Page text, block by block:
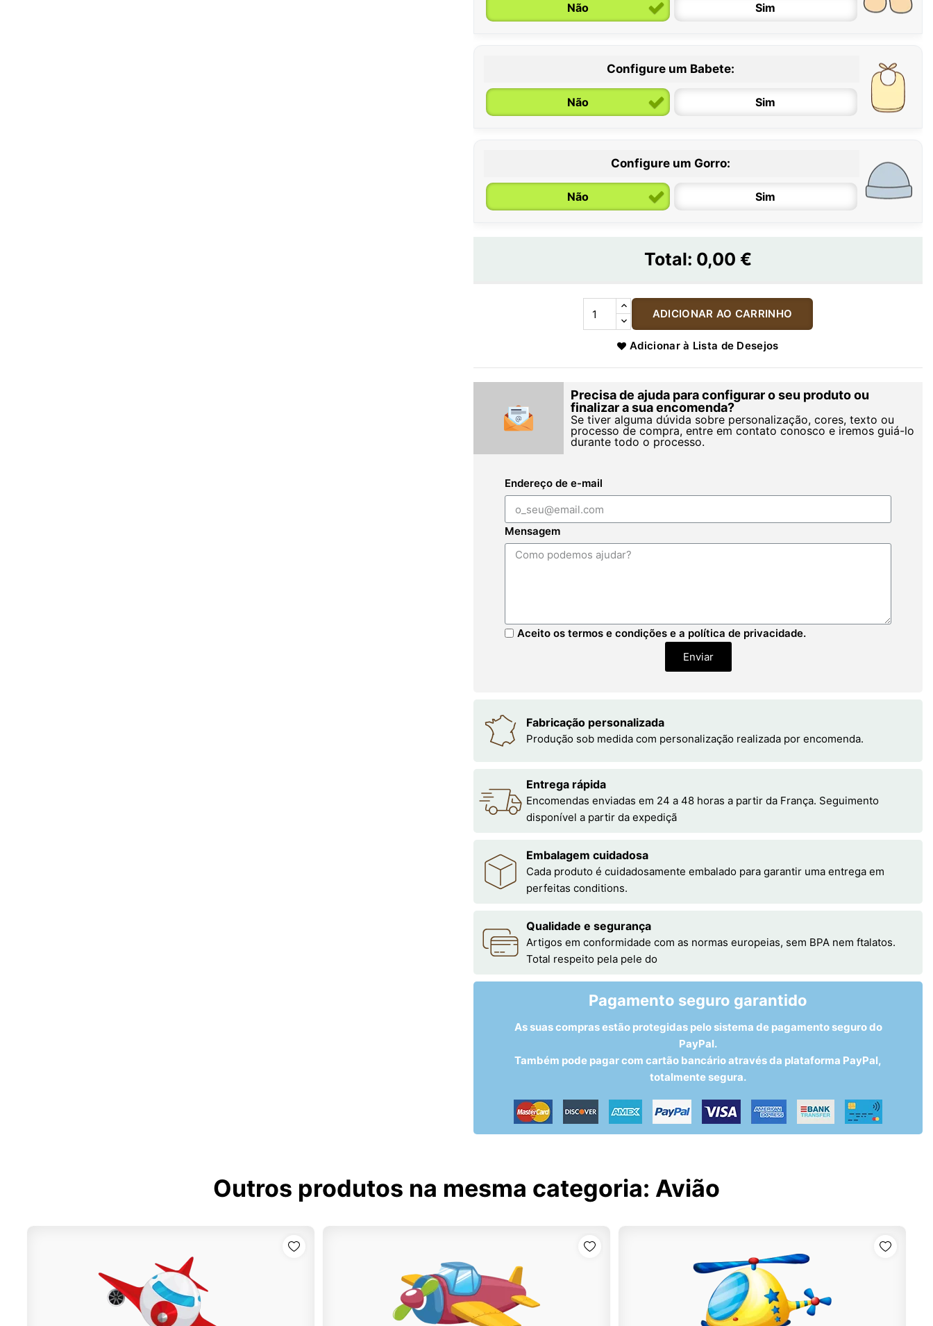
Não Sim
Configure um Babete:
Não Sim
Configure um Gorro:
Não Sim
Total: 0,00 €
ADICIONAR AO CARRINHO
Adicionar à Lista de Desejos
Precisa de ajuda para configurar o seu produto ou
finalizar a sua encomenda?
Se tiver alguma dúvida sobre personalização, cores, texto ou
processo de compra, entre em contato conosco e iremos guiá-lo
durante todo o processo.
Endereço de e-mail
Mensagem
Aceito os termos e condições e a política de privacidade.
Enviar
Fabricação personalizada
Produção sob medida com personalização realizada por encomenda.
Entrega rápida
Encomendas enviadas em 24 a 48 horas a partir da França. Seguimento
disponível a partir da expediçã
Embalagem cuidadosa
Cada produto é cuidadosamente embalado para garantir uma entrega em
perfeitas conditions.
Qualidade e segurança
Artigos em conformidade com as normas europeias, sem BPA nem ftalatos.
Total respeito pela pele do
Pagamento seguro garantido
As suas compras estão protegidas pelo sistema de pagamento seguro do
PayPal.
Também pode pagar com cartão bancário através da plataforma PayPal,
totalmente segura.
Outros produtos na mesma categoria: Avião